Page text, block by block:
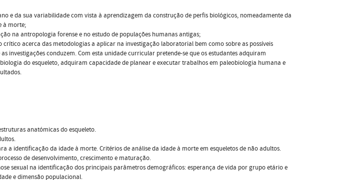
e da sua variabilidade com vista à aprendizagem da construção de perfis biológicos, nomeadamente da
à morte;
na antropologia forense e no estudo de populações humanas antigas;
crítico acerca das metodologias a aplicar na investigação laboratorial bem como sobre as possíveis
investigações conduzem. Com esta unidade curricular pretende-se que os estudantes adquiram
do esqueleto, adquiram capacidade de planear e executar trabalhos em paleobiologia humana e
anatómicas do esqueleto.
a identificação da idade à morte. Critérios de análise da idade à morte em esqueletos de não adultos.
de desenvolvimento, crescimento e maturação.
sexual na identificação dos principais parâmetros demográficos: esperança de vida por grupo etário e
e dimensão populacional.